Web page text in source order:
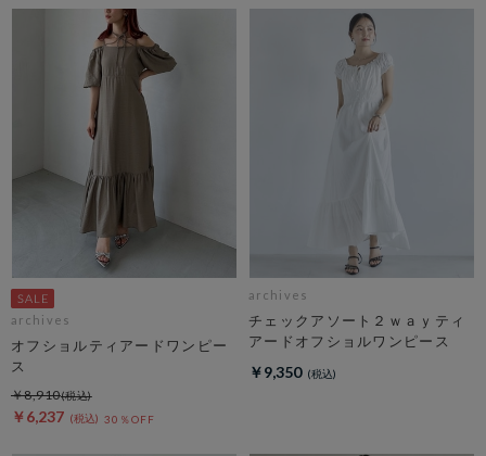
archives
オフショルティアードワンピー
ス
￥6,237 30％OFF
￥8,910
archives
チェックアソート２ｗａｙティ
アードオフショルワンピース
￥9,350